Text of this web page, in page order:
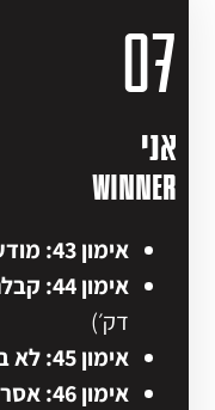
07
אני
WINNER
אימון 43: מודעות מעשית
אימון 44: קבלה עצמית של ווינרים
דק׳)
אימון 45: לא בונים על ניסים
אימון 46: אסרטיביות זה דרך חיים